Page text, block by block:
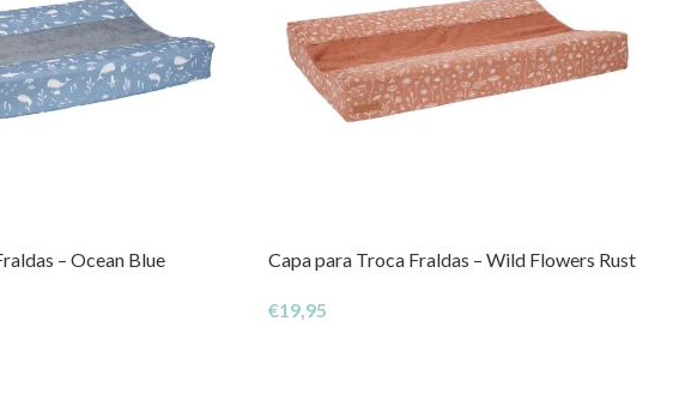
– Ocean Blue Capa para Troca Fraldas – Wild Flowers Rust
€19,95